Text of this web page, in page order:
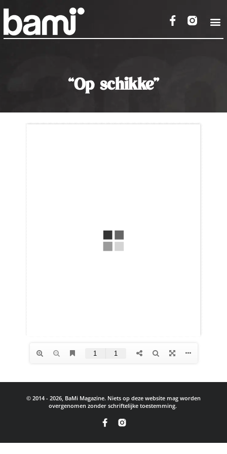
“Op schikke”
© 2014 - 2026, BaMi Magazine. Niets op deze website mag worden
overgenomen zonder schriftelijke toestemming.